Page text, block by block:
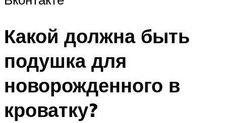
Какой должна быть
подушка для
новорожденного в
кроватку?